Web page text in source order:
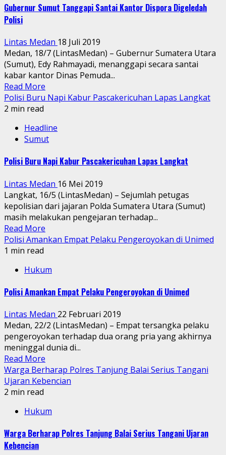
Gubernur Sumut Tanggapi Santai Kantor Dispora Digeledah
Polisi
Lintas Medan 18 Juli 2019
Medan, 18/7 (LintasMedan) – Gubernur Sumatera Utara
(Sumut), Edy Rahmayadi, menanggapi secara santai
kabar kantor Dinas Pemuda...
Read More
Polisi Buru Napi Kabur Pascakericuhan Lapas Langkat
2 min read
Headline
Sumut
Polisi Buru Napi Kabur Pascakericuhan Lapas Langkat
Lintas Medan 16 Mei 2019
Langkat, 16/5 (LintasMedan) – Sejumlah petugas
kepolisian dari jajaran Polda Sumatera Utara (Sumut)
masih melakukan pengejaran terhadap...
Read More
Polisi Amankan Empat Pelaku Pengeroyokan di Unimed
1 min read
Hukum
Polisi Amankan Empat Pelaku Pengeroyokan di Unimed
Lintas Medan 22 Februari 2019
Medan, 22/2 (LintasMedan) – Empat tersangka pelaku
pengeroyokan terhadap dua orang pria yang akhirnya
meninggal dunia di...
Read More
Warga Berharap Polres Tanjung Balai Serius Tangani
Ujaran Kebencian
2 min read
Hukum
Warga Berharap Polres Tanjung Balai Serius Tangani Ujaran
Kebencian